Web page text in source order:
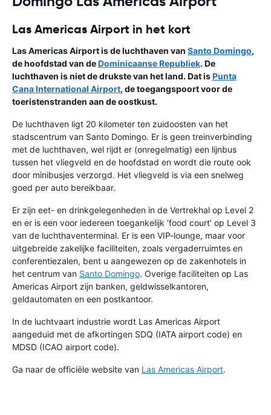
Las Americas Airport in het kort
Las Americas Airport is de luchthaven van Santo Domingo,
de hoofdstad van deDominicaanse Republiek. De
luchthaven is niet de drukste van het land. Dat isPunta
Cana International Airport, de toegangspoort voor de
toeristenstranden aan de oostkust.
De luchthaven ligt 20 kilometer ten zuidoosten van het
stadscentrum van Santo Domingo. Er is geen treinverbinding
met de luchthaven, wel rijdt er (onregelmatig) een lijnbus
tussen het vliegveld en de hoofdstad en wordt die route ook
door minibusjes verzorgd. Het vliegveld is via een snelweg
goed per auto bereikbaar.
Er zijn eet- en drinkgelegenheden in de Vertrekhal op Level 2
en er is een voor iedereen toegankelijk ‘food court’ op Level 3
van de luchthaventerminal. Er is een VIP-lounge, maar voor
uitgebreide zakelijke faciliteiten, zoals vergaderruimtes en
conferentiezalen, bent u aangewezen op de zakenhotels in
het centrum van Santo Domingo. Overige faciliteiten op Las
Americas Airport zijn banken, geldwisselkantoren,
geldautomaten en een postkantoor.
In de luchtvaart industrie wordt Las Americas Airport
aangeduid met de afkortingen SDQ (IATA airport code) en
MDSD (ICAO airport code).
Ga naar de officiële website van Las Americas Airport.